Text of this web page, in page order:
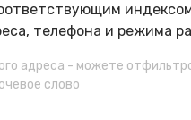
телефона и режима
адреса - можете
слово